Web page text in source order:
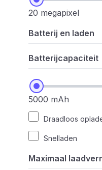
20 megapixel
Batterij en laden
Batterijcapaciteit
5000 mAh
Draadloos
Snelladen
Maximaal